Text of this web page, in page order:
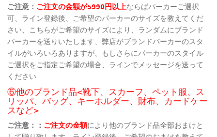
ご注意： ご注文の金額が5990円以上ならばパーカーご選択
可、ライン登録後、ご希望のパーカーのサイズを教えてくだ
さい、こちらがご希望のサイズにより、ランダムにブランド
パーカーを送りいたします、弊店がブランドパーカーのスタ
イルがいろいろありますが、もしさらにパーカーのスタイル
ご選択をご指定ご希望の場合、ラインでメッセージを送って
ください
⑥他のブランド品<靴下、スカーフ、ペット服、ス
リッパ、バッグ、キーホルダー、財布、カードケー
スなど>
ご注意：： ご注文の金額により他のブランド品全部おまけと